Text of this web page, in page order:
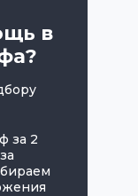
в
за 2